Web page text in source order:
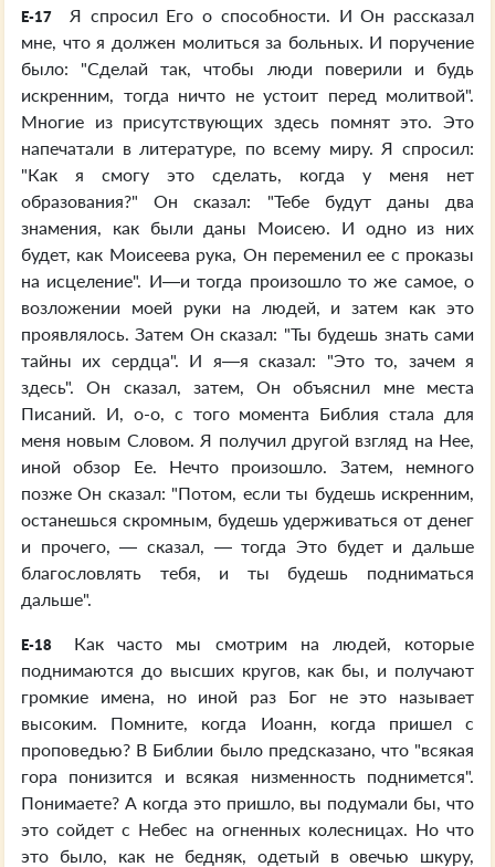
E-17
Я спросил Его о способности. И Он рассказал
мне, что я должен молиться за больных. И поручение
было: "Сделай так, чтобы люди поверили и будь
искренним, тогда ничто не устоит перед молитвой".
Многие из присутствующих здесь помнят это. Это
напечатали в литературе, по всему миру. Я спросил:
"Как я смогу это сделать, когда у меня нет
образования?" Он сказал: "Тебе будут даны два
знамения, как были даны Моисею. И одно из них
будет, как Моисеева рука, Он переменил ее с проказы
на исцеление". И—и тогда произошло то же самое, о
возложении моей руки на людей, и затем как это
проявлялось. Затем Он сказал: "Ты будешь знать сами
тайны их сердца". И я—я сказал: "Это то, зачем я
здесь". Он сказал, затем, Он объяснил мне места
Писаний. И, о-о, с того момента Библия стала для
меня новым Словом. Я получил другой взгляд на Нее,
иной обзор Ее. Нечто произошло. Затем, немного
позже Он сказал: "Потом, если ты будешь искренним,
останешься скромным, будешь удерживаться от денег
и прочего, — сказал, — тогда Это будет и дальше
благословлять тебя, и ты будешь подниматься
дальше".
E-18
Как часто мы смотрим на людей, которые
поднимаются до высших кругов, как бы, и получают
громкие имена, но иной раз Бог не это называет
высоким. Помните, когда Иоанн, когда пришел с
проповедью? В Библии было предсказано, что "всякая
гора понизится и всякая низменность поднимется".
Понимаете? А когда это пришло, вы подумали бы, что
это сойдет с Небес на огненных колесницах. Но что
это было, как не бедняк, одетый в овечью шкуру,